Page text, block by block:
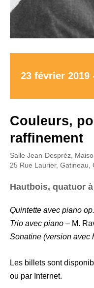
23 février 2019
Couleurs,
raffinement
Salle Jean-Despréz,
25 Rue Laurier, Gatineau,
Hautbois, quatuor
Quintette avec piano
Trio avec piano – M.
Sonatine (version avec
Les billets sont
ou par Internet.